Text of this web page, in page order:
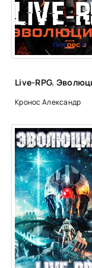
24
25
26
30
31
32
33
34
35
36
Кронос Александр